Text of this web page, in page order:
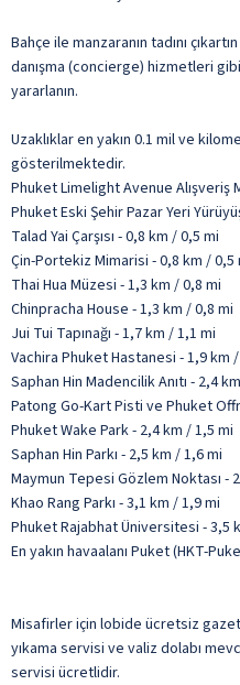
Bahçe ile manzaranın tadını
danışma (concierge) hizmetleri
yararlanın.
Uzaklıklar en yakın 0.1 mil ve
gösterilmektedir.
Phuket Limelight Avenue Alışveriş
Phuket Eski Şehir Pazar Yeri
Talad Yai Çarşısı - 0,8 km / 0,5 mi
Çin-Portekiz Mimarisi - 0,8 km / 0,5
Thai Hua Müzesi - 1,3 km / 0,8 mi
Chinpracha House - 1,3 km / 0,8 mi
Jui Tui Tapınağı - 1,7 km / 1,1 mi
Vachira Phuket Hastanesi - 1,9 km
Saphan Hin Madencilik Anıtı - 2,4
Patong Go-Kart Pisti ve Phuket
Phuket Wake Park - 2,4 km / 1,5 mi
Saphan Hin Parkı - 2,5 km / 1,6 mi
Maymun Tepesi Gözlem Noktası -
Khao Rang Parkı - 3,1 km / 1,9 mi
Phuket Rajabhat Üniversitesi - 3,5
En yakın havaalanı Puket (HKT-
Misafirler için lobide ücretsiz
yıkama servisi ve valiz dolabı
servisi ücretlidir.